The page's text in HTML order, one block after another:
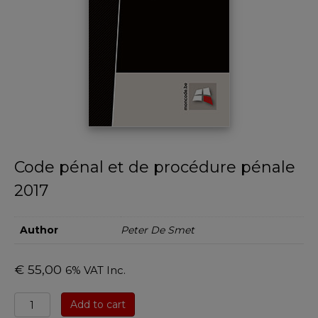
Code pénal et de procédure pénale
2017
Author Peter De Smet
€ 55,00 6% VAT Inc.
Code
pénal
Add to cart